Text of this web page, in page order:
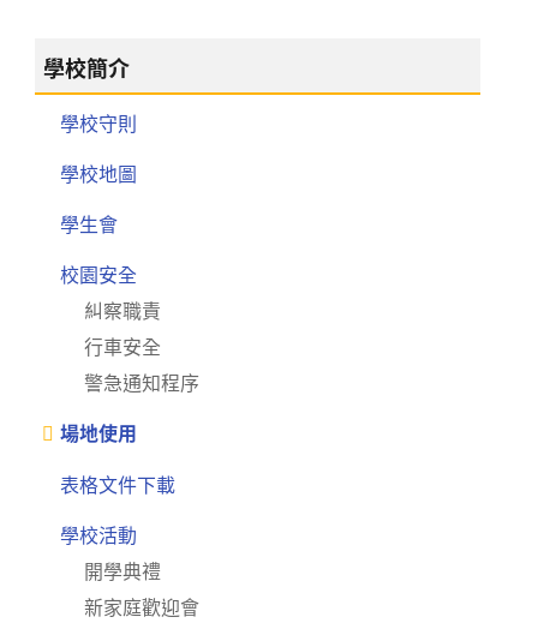
學校簡介
學校守則
學校地圖
學生會
校園安全
糾察職責
行車安全
警急通知程序
場地使用
表格文件下載
學校活動
開學典禮
新家庭歡迎會